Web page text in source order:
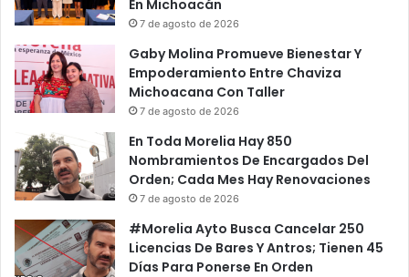
En Michoacán
7 de agosto de 2026
Gaby Molina Promueve Bienestar Y
Empoderamiento Entre Chaviza
Michoacana Con Taller
7 de agosto de 2026
En Toda Morelia Hay 850
Nombramientos De Encargados Del
Orden; Cada Mes Hay Renovaciones
7 de agosto de 2026
#Morelia Ayto Busca Cancelar 250
Licencias De Bares Y Antros; Tienen 45
Días Para Ponerse En Orden